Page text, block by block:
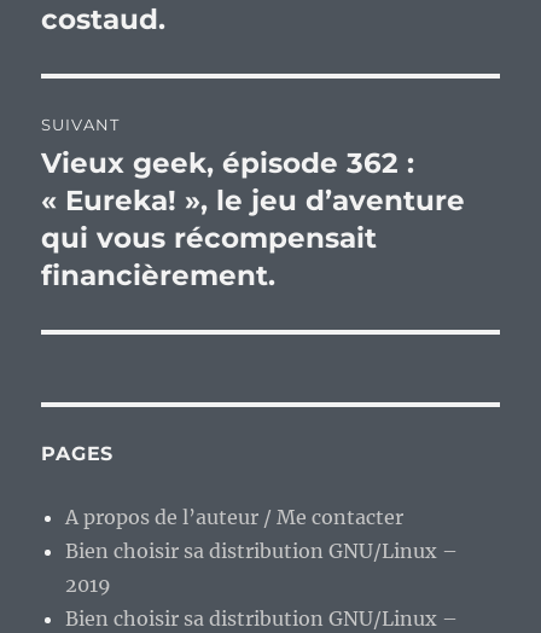
costaud.
SUIVANT
Publication
suivante :
Vieux geek, épisode 362 :
« Eureka! », le jeu d’aventure
qui vous récompensait
financièrement.
PAGES
A propos de l’auteur / Me contacter
Bien choisir sa distribution GNU/Linux –
2019
Bien choisir sa distribution GNU/Linux –